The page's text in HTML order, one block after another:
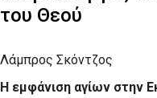
του Θεού
Λάμπρος Σκόντζος
Η εμφάνιση αγίων στην